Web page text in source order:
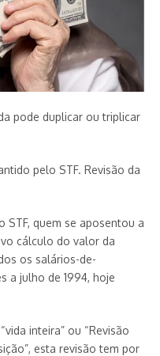
pode duplicar ou triplicar
pelo STF. Revisão da
STF, quem se aposentou a
cálculo do valor da
os salários-de-
a julho de 1994, hoje
inteira” ou “Revisão
esta revisão tem por